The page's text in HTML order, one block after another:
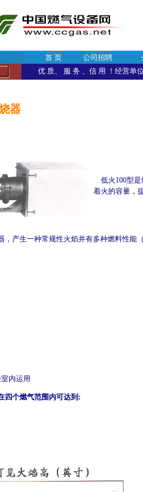
首 页 公司招聘
优 质、 服 务 、信 用 ！经营单
器
低火100型是
着火的容量，
产生一种常规性火焰并有多种燃料性能
内运用
四个燃气范围内可达到: